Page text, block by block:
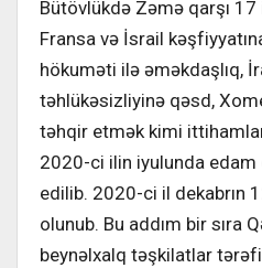
Bütövlükdə Zəmə qarşı
Fransa və İsrail
hökuməti ilə əməkdaşlıq,
təhlükəsizliyinə qəsd,
təhqir etmək kimi
2020-ci ilin iyulunda edam
edilib. 2020-ci il dekabrın
olunub. Bu addım bir sıra
beynəlxalq təşkilatlar